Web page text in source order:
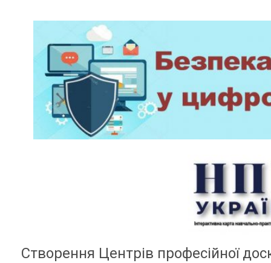
Створення Центрів професійної